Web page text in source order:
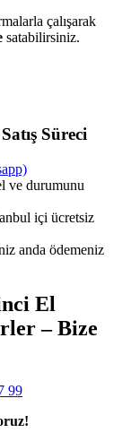
çalışarak
satabilirsiniz.
Süreci
ve durumunu
içi ücretsiz
anda ödemeniz
El
– Bize
99